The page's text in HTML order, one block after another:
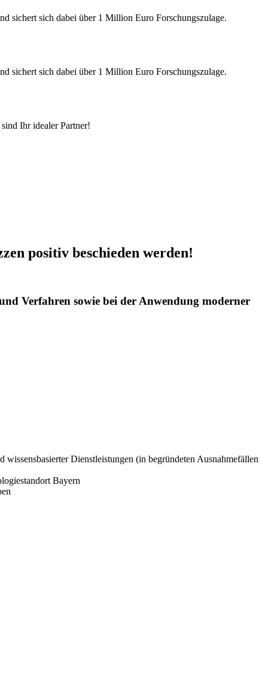
sichert sich dabei über 1 Million Euro Forschungszulage.
sichert sich dabei über 1 Million Euro Forschungszulage.
Ihr idealer Partner!
positiv beschieden werden!
Verfahren sowie bei der Anwendung moderner
Dienstleistungen (in begründeten Ausnahmefällen
Bayern